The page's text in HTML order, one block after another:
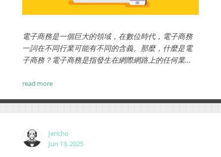
電子商務是一個巨大的領域，在數位時代，電子商務
一詞在不同行業可能有不同的含義。那麼，什麼是電
子商務？電子商務是指發生在網際網路上的任何業
移以完成交易。...
read more
Jericho
Jun 13, 2025